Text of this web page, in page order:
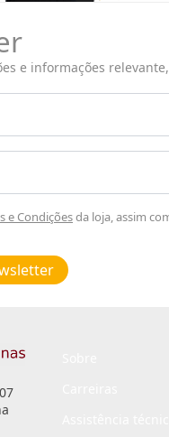
e informações
e Condiçõesda loja, assim